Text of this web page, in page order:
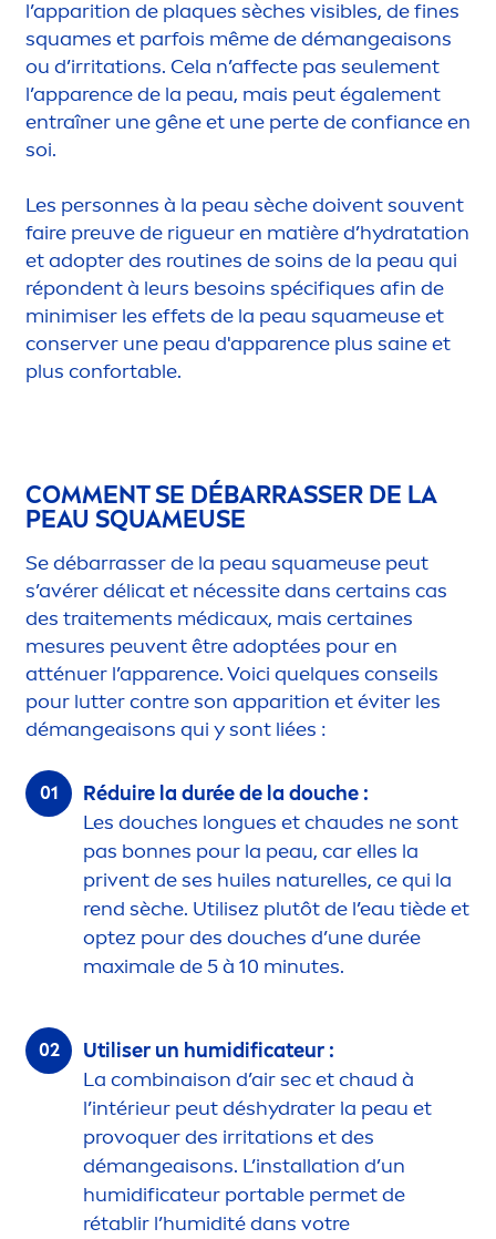
l’apparition de plaques sèches visibles, de fines
squames et parfois même de démangeaisons
ou d’irritations. Cela n’affecte pas seulement
l’apparence de la peau, mais peut également
entraîner une gêne et une perte de confiance en
soi.
Les personnes à la peau sèche doivent souvent
faire preuve de rigueur en matière d’hydratation
et adopter des routines de soins de la peau qui
répondent à leurs besoins spécifiques afin de
minimiser les effets de la peau squameuse et
conserver une peau d'apparence plus saine et
plus confortable.
COMMENT SE DÉBARRASSER DE LA
PEAU SQUAMEUSE
Se débarrasser de la peau squameuse peut
s’avérer délicat et nécessite dans certains cas
des traitements médicaux, mais certaines
mesures peuvent être adoptées pour en
atténuer l’apparence. Voici quelques conseils
pour lutter contre son apparition et éviter les
démangeaisons qui y sont liées :
Réduire la durée de la douche :
Les douches longues et chaudes ne sont
pas bonnes pour la peau, car elles la
privent de ses huiles naturelles, ce qui la
rend sèche. Utilisez plutôt de l’eau tiède et
optez pour des douches d’une durée
maximale de 5 à 10 minutes.
Utiliser un humidificateur :
La combinaison d’air sec et chaud à
l’intérieur peut déshydrater la peau et
provoquer des irritations et des
démangeaisons. L’installation d’un
humidificateur portable permet de
rétablir l’humidité dans votre